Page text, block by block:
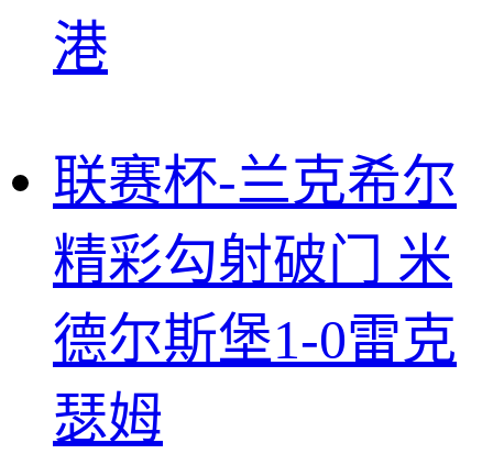
港
联赛杯-兰克希尔
精彩勾射破门 米
德尔斯堡1-0雷克
瑟姆